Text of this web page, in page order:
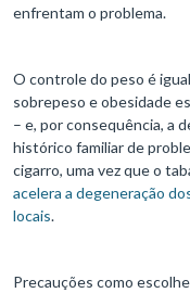
enfrentam o problema.
O controle do peso é
sobrepeso e obesidade
– e, por consequência, a
histórico familiar de
cigarro, uma vez que o
acelera a degeneração
locais.
Precauções como